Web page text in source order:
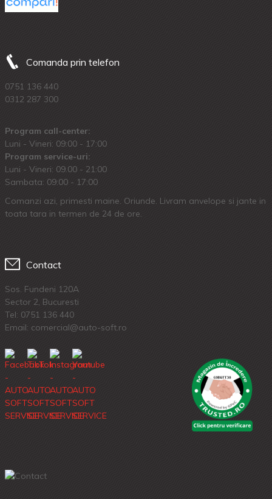
Comanda prin telefon
0751 136 440
0312 287 300
Program call-center:
Luni - Vineri: 09:00 - 17:00
Program service-uri:
Luni - Vineri: 09.00 - 21:00
Sambata: 09:00 - 17:00
Comanzi azi, primesti maine. Oriunde. Livram anvelope si jante in
toata tara in termen de 24 de ore.
Contact
Sos. Fundeni 120A
Sector 2, Bucuresti
Tel: 0751 136 440
Email: comercial@auto-soft.ro